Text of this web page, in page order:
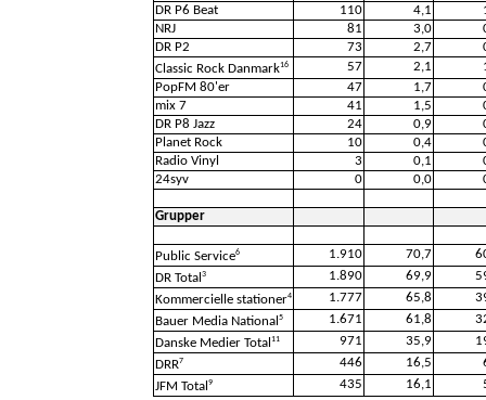
DR P6 Beat
110 4,1
NRJ
81 3,0
DR P2
73 2,7
Classic Rock Danmark16 57 2,1
PopFM 80'er
47 1,7
mix 7
41 1,5
DR P8 Jazz
24 0,9
Planet Rock
10 0,4
Radio Vinyl
3 0,1
24syv
0 0,0
Grupper
Public Service6 1.910 70,7
DR Total 3 1.890 69,9
Kommercielle stationer4 1.777 65,8
Bauer Media National 5 1.671 61,8
Danske Medier Total 11 971 35,9
DRR7 446 16,5
JFM Total 9 435 16,1